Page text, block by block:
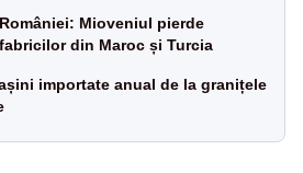
Mioveniul pierde
din Maroc și Turcia
importate anual de la granițele